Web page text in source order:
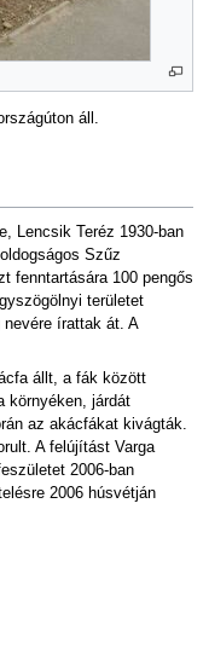
áll.
Lencsik Teréz 1930-ban
Szűz
fenntartására 100 pengős
területet
írattak át. A
állt, a fák között
környéken, járdát
az akácfákat kivágták.
A felújítást Varga
2006-ban
2006 húsvétján